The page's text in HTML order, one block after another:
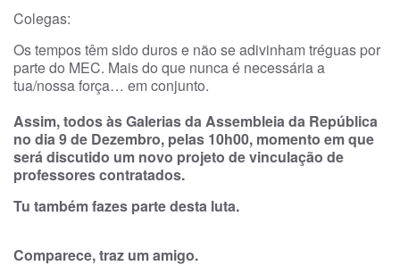
o
Colegas:
Os tempos têm sido duros e não se adivinham tréguas por
parte do MEC. Mais do que nunca é necessária a
tua/nossa força… em conjunto.
Assim, todos às Galerias da Assembleia da República
no dia 9 de Dezembro, pelas 10h00, momento em que
será discutido um novo projeto de vinculação de
professores contratados.
Tu também fazes parte desta luta.
Comparece, traz um amigo.